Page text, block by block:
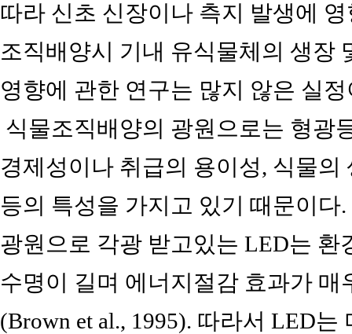
따라 신초 신장이나 측지 발생에
조직배양시 기내 유식물체의 생장
영향에 관한 연구는 많지 않은 실
식물조직배양의 광원으로는 형광
경제성이나 취급의 용이성, 식물
등의 특성을 가지고 있기 때문이다
광원으로 각광 받고있는 LED는
수명이 길며 에너지절감 효과가
(Brown et al., 1995). 따라서 LED